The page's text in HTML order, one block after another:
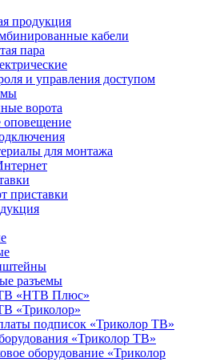
продукция
кабели
пара
и управления доступом
ворота
оповещение
для монтажа
приставки
разъемы
«НТВ Плюс»
«Триколор»
подписок «Триколор ТВ»
«Триколор ТВ»
оборудование «Триколор